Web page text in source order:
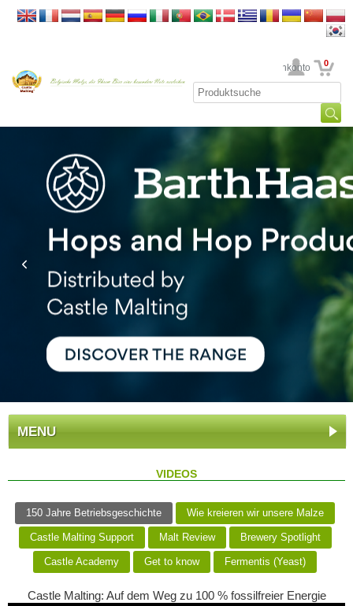
Ihr Kundenkonto 0
MENU
VIDEOS
150 Jahre Betriebsgeschichte Wie kreieren wir unsere Malze
Castle Malting Support Malt Review Brewery Spotlight
Castle Academy Get to know Fermentis (Yeast)
Castle Malting: Auf dem Weg zu 100 % fossilfreier Energie